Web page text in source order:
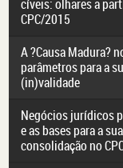
cíveis: olhares a
CPC/2015
A ?Causa Madura?
parâmetros para a
(in)validade
Negócios jurídicos
e as bases para a sua
consolidação no